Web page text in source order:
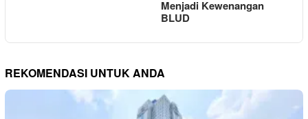
Menjadi Kewenangan
BLUD
REKOMENDASI UNTUK ANDA